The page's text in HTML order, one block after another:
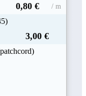
0,80 € / m
3,00 €